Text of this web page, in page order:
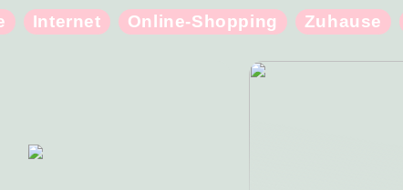
Internet Online-Shopping Zuhause